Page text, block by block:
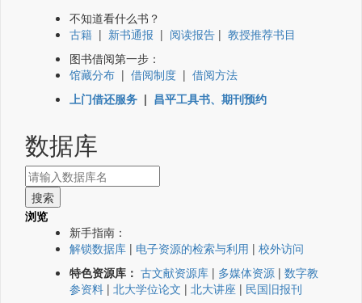
不知道看什么书？
古籍 | 新书通报 | 阅读报告 | 教授推荐书目
图书借阅第一步：
馆藏分布 | 借阅制度 | 借阅方法
上门借还服务 | 昌平工具书、期刊预约
数据库
浏览
新手指南：
解锁数据库 | 电子资源的检索与利用 | 校外访问
特色资源库： 古文献资源库 | 多媒体资源 | 数字教
参资料 | 北大学位论文 | 北大讲座 | 民国旧报刊